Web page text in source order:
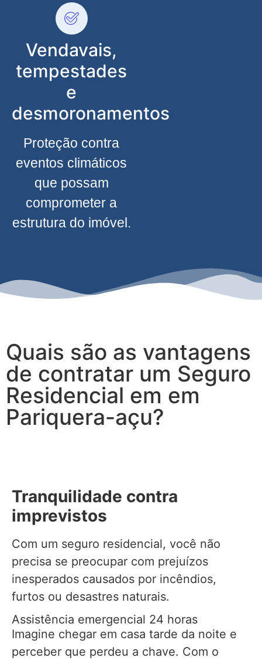
Vendavais,
tempestades
e
desmoronamentos
Proteção contra
eventos climáticos
que possam
comprometer a
estrutura do imóvel.
Quais são as vantagens
de contratar um Seguro
Residencial em em
Pariquera-açu?
Tranquilidade contra
imprevistos
Com um seguro residencial, você não
precisa se preocupar com prejuízos
inesperados causados por incêndios,
furtos ou desastres naturais.
Assistência emergencial 24 horas
Imagine chegar em casa tarde da noite e
perceber que perdeu a chave. Com o